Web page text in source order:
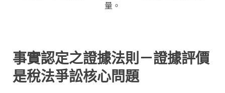
量。
事實認定之證據法則－證據評價
是稅法爭訟核心問題